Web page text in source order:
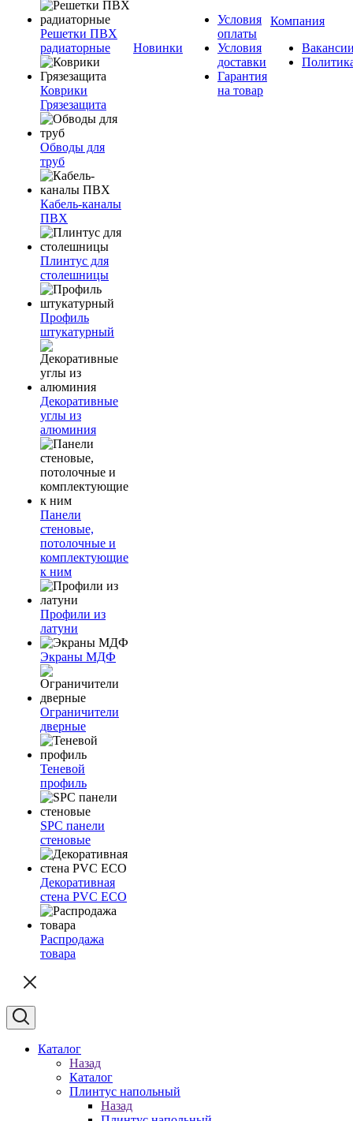
Решетки ПВХ
радиаторные
Коврики
Грязезащита
Обводы для
труб
Кабель-каналы
ПВХ
Плинтус для
столешницы
Профиль
штукатурный
Декоративные
углы из
алюминия
Панели
стеновые,
потолочные и
комплектующие
к ним
Профили из
латуни
Экраны МДФ
Ограничители
дверные
Теневой
профиль
SPC панели
стеновые
Декоративная
стена PVC ECO
Распродажа
товара
Новинки
Условия
оплаты
Условия
доставки
Гарантия
на товар
Компания
Каталог
Назад
Каталог
Плинтус напольный
Назад